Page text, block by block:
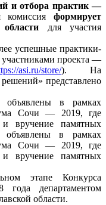
и отбора практик —
комиссия формирует
для участия
успешные практики-
участниками проекта —
asi.ru/store/). На
представлено
в рамках
Сочи — 2019, где
и вручение памятных
объявлены в рамках
Сочи — 2019, где
и вручение памятных
этапе Конкурса
департаментом
области.